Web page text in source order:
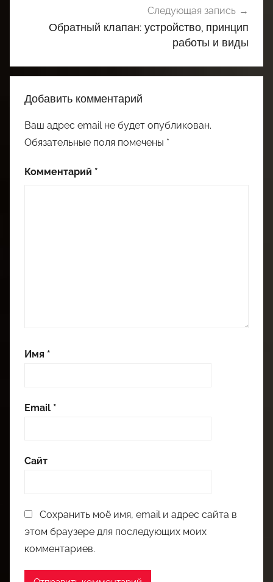
Следующая запись
Обратный клапан: устройство, принцип
работы и виды
Добавить комментарий
Ваш адрес email не будет опубликован.
Обязательные поля помечены *
Комментарий *
Имя *
Email *
Сайт
Сохранить моё имя, email и адрес сайта в
этом браузере для последующих моих
комментариев.